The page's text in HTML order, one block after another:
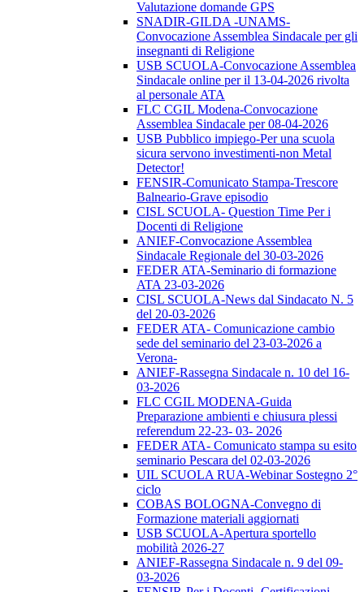
Valutazione domande GPS
SNADIR-GILDA -UNAMS-
Convocazione Assemblea Sindacale per gli
insegnanti di Religione
USB SCUOLA-Convocazione Assemblea
Sindacale online per il 13-04-2026 rivolta
al personale ATA
FLC CGIL Modena-Convocazione
Assemblea Sindacale per 08-04-2026
USB Pubblico impiego-Per una scuola
sicura servono investimenti-non Metal
Detector!
FENSIR-Comunicato Stampa-Trescore
Balneario-Grave episodio
CISL SCUOLA- Question Time Per i
Docenti di Religione
ANIEF-Convocazione Assemblea
Sindacale Regionale del 30-03-2026
FEDER ATA-Seminario di formazione
ATA 23-03-2026
CISL SCUOLA-News dal Sindacato N. 5
del 20-03-2026
FEDER ATA- Comunicazione cambio
sede del seminario del 23-03-2026 a
Verona-
ANIEF-Rassegna Sindacale n. 10 del 16-
03-2026
FLC CGIL MODENA-Guida
Preparazione ambienti e chiusura plessi
referendum 22-23- 03- 2026
FEDER ATA- Comunicato stampa su esito
seminario Pescara del 02-03-2026
UIL SCUOLA RUA-Webinar Sostegno 2°
ciclo
COBAS BOLOGNA-Convegno di
Formazione materiali aggiornati
USB SCUOLA-Apertura sportello
mobilità 2026-27
ANIEF-Rassegna Sindacale n. 9 del 09-
03-2026